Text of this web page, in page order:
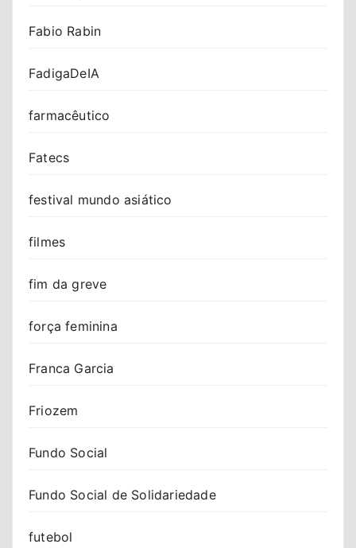
Fabio Rabin
FadigaDeIA
farmacêutico
Fatecs
festival mundo asiático
filmes
fim da greve
força feminina
Franca Garcia
Friozem
Fundo Social
Fundo Social de Solidariedade
futebol